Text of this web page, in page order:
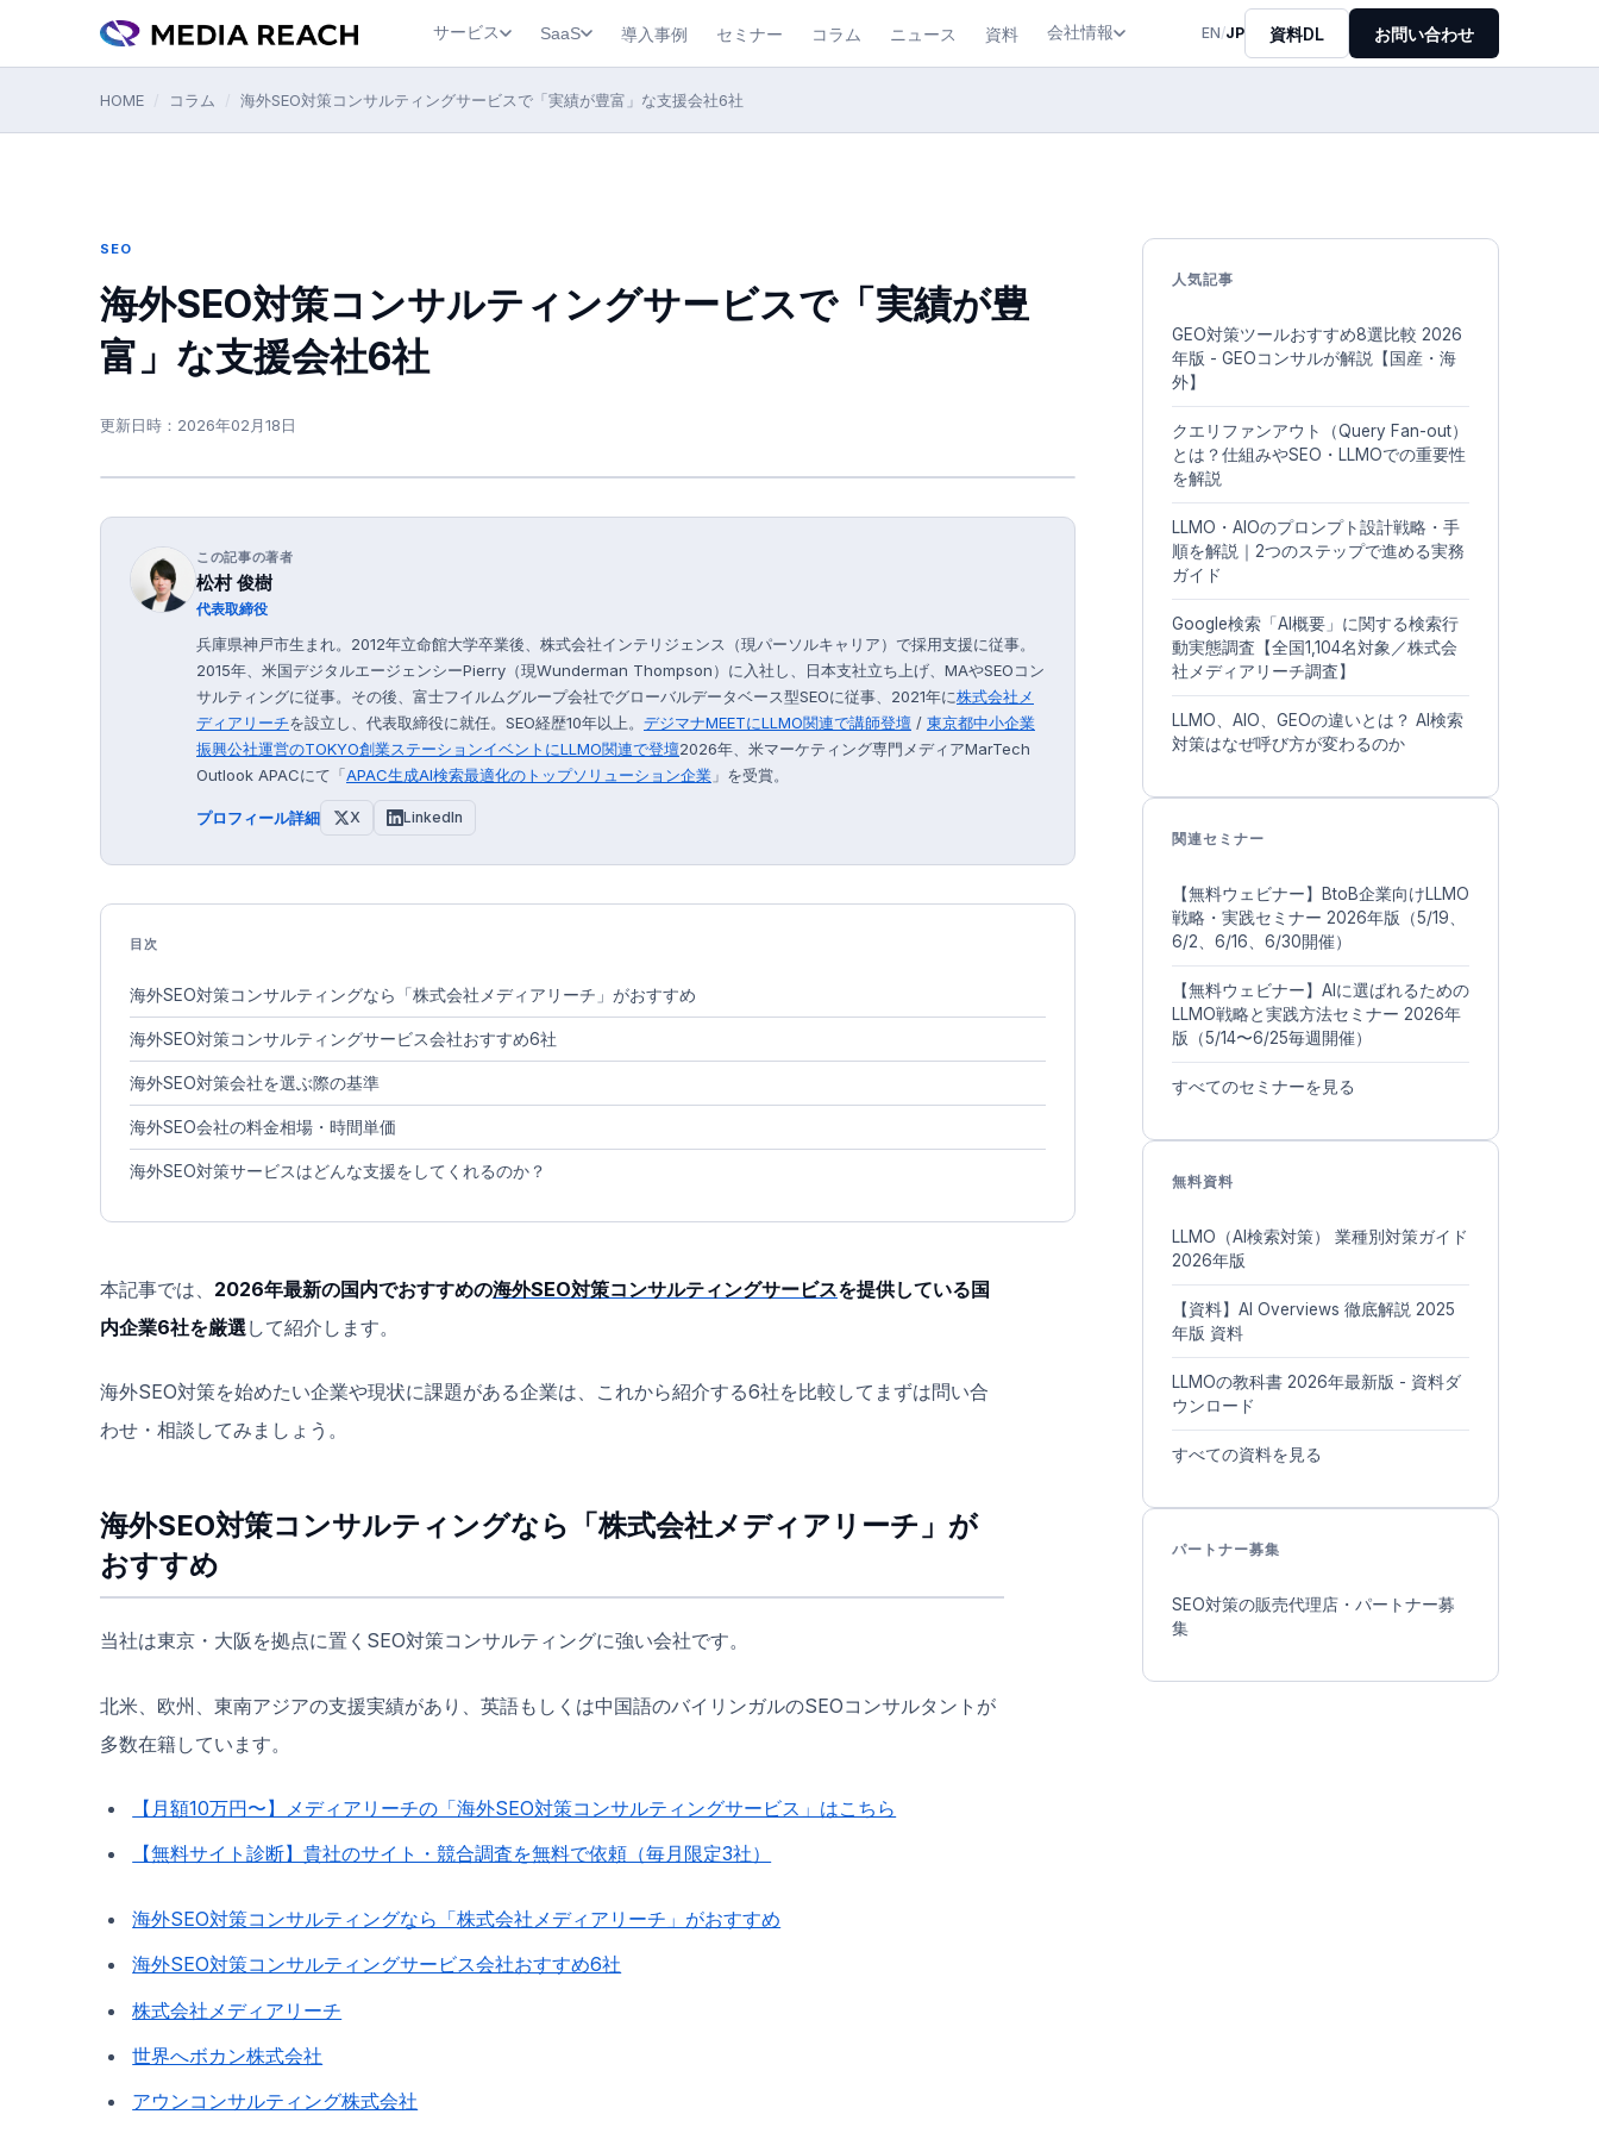
サービス SaaS 導入事例 セミナー コラム ニュース 資料 会社情報 EN/JP 資料DL お問い合わせ
HOME コラム 海外SEO対策コンサルティングサービスで「実績が豊富」な支援会社6社
SEO
海外SEO対策コンサルティングサービスで「実績が豊
富」な支援会社6社
更新日時： 2026年02月18日
この記事の著者
松村 俊樹
代表取締役
兵庫県神戸市生まれ。2012年立命館大学卒業後、株式会社インテリジェンス（現パーソルキャリア）で採用支援に従事。
2015年、米国デジタルエージェンシーPierry（現Wunderman Thompson）に入社し、日本支社立ち上げ、MAやSEOコン
サルティングに従事。その後、富士フイルムグループ会社でグローバルデータベース型SEOに従事、2021年に株式会社メ
ディアリーチを設立し、代表取締役に就任。SEO経歴10年以上。 デジマナMEETにLLMO関連で講師登壇 / 東京都中小企業
振興公社運営のTOKYO創業ステーションイベントにLLMO関連で登壇2026年、米マーケティング専門メディアMarTech
Outlook APACにて「APAC生成AI検索最適化のトップソリューション企業 」を受賞。
プロフィール詳細 X LinkedIn
目次
海外SEO対策コンサルティングなら「株式会社メディアリーチ」がおすすめ
海外SEO対策コンサルティングサービス会社おすすめ6社
海外SEO対策会社を選ぶ際の基準
海外SEO会社の料金相場・時間単価
海外SEO対策サービスはどんな支援をしてくれるのか？
本記事では、 2026年最新の国内でおすすめの海外SEO対策コンサルティングサービスを提供している国
内企業6社を厳選して紹介します。
海外SEO対策を始めたい企業や現状に課題がある企業は、これから紹介する6社を比較してまずは問い合
わせ・相談してみましょう。
海外SEO対策コンサルティングなら「株式会社メディアリーチ」が
おすすめ
当社は東京・大阪を拠点に置くSEO対策コンサルティングに強い会社です。
北米、欧州、東南アジアの支援実績があり、英語もしくは中国語のバイリンガルのSEOコンサルタントが
多数在籍しています。
【月額10万円〜】メディアリーチの「海外SEO対策コンサルティングサービス」はこちら
【無料サイト診断】貴社のサイト・競合調査を無料で依頼（毎月限定3社）
海外SEO対策コンサルティングなら「株式会社メディアリーチ」がおすすめ
海外SEO対策コンサルティングサービス会社おすすめ6社
株式会社メディアリーチ
世界へボカン株式会社
アウンコンサルティング株式会社
人気記事
GEO対策ツールおすすめ8選比較 2026
年版 - GEOコンサルが解説【国産・海
外】
クエリファンアウト（Query Fan-out）
とは？仕組みやSEO・LLMOでの重要性
を解説
LLMO・AIOのプロンプト設計戦略・手
順を解説｜2つのステップで進める実務
ガイド
Google検索「AI概要」に関する検索行
動実態調査【全国1,104名対象／株式会
社メディアリーチ調査】
LLMO、AIO、GEOの違いとは？ AI検索
対策はなぜ呼び方が変わるのか
関連セミナー
【無料ウェビナー】BtoB企業向けLLMO
戦略・実践セミナー 2026年版（5/19、
6/2、6/16、6/30開催）
【無料ウェビナー】AIに選ばれるための
LLMO戦略と実践方法セミナー 2026年
版（5/14〜6/25毎週開催）
すべてのセミナーを見る
無料資料
LLMO（AI検索対策） 業種別対策ガイド
2026年版
【資料】AI Overviews 徹底解説 2025
年版 資料
LLMOの教科書 2026年最新版 - 資料ダ
ウンロード
すべての資料を見る
パートナー募集
SEO対策の販売代理店・パートナー募
集